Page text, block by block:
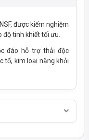
được kiểm nghiệm
tinh khiết tối ưu.
đáo hỗ trợ thải độc
tố, kim loại nặng khỏi
KHI NHẬN HÀNG
ĐỘNG & CHÍNH XÁC